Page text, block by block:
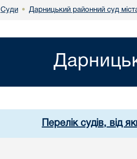
Суди • Дарницький районний суд
Перелік судів, від